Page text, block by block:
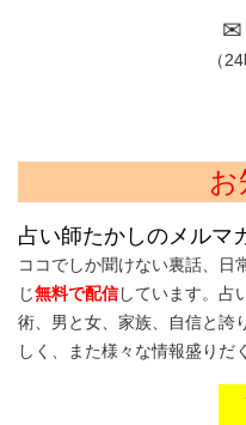
✉
（
お
占い師たかしのメルマ
ココでしか聞けない裏話、日
じ無料で配信しています。占
術、男と女、家族、自信と誇
しく、また様々な情報盛りだ